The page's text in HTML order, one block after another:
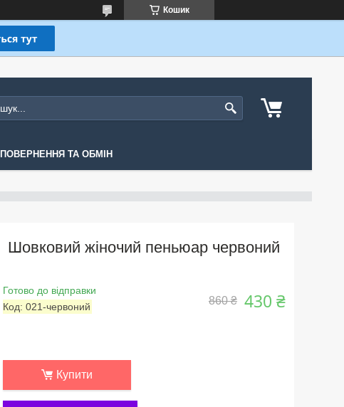
Кошик
ПОВЕРНЕННЯ ТА ОБМІН
Шовковий жіночий пеньюар червоний
Готово до відправки
Код: 021-червоний 860 ₴ 430 ₴
Купити